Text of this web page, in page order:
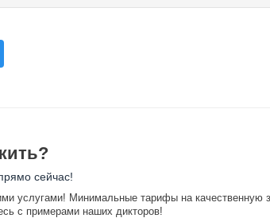
сейчас!
услугами! Минимальные тарифы на качественную
с примерами наших дикторов!